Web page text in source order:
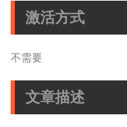
激活方式
不需要
文章描述